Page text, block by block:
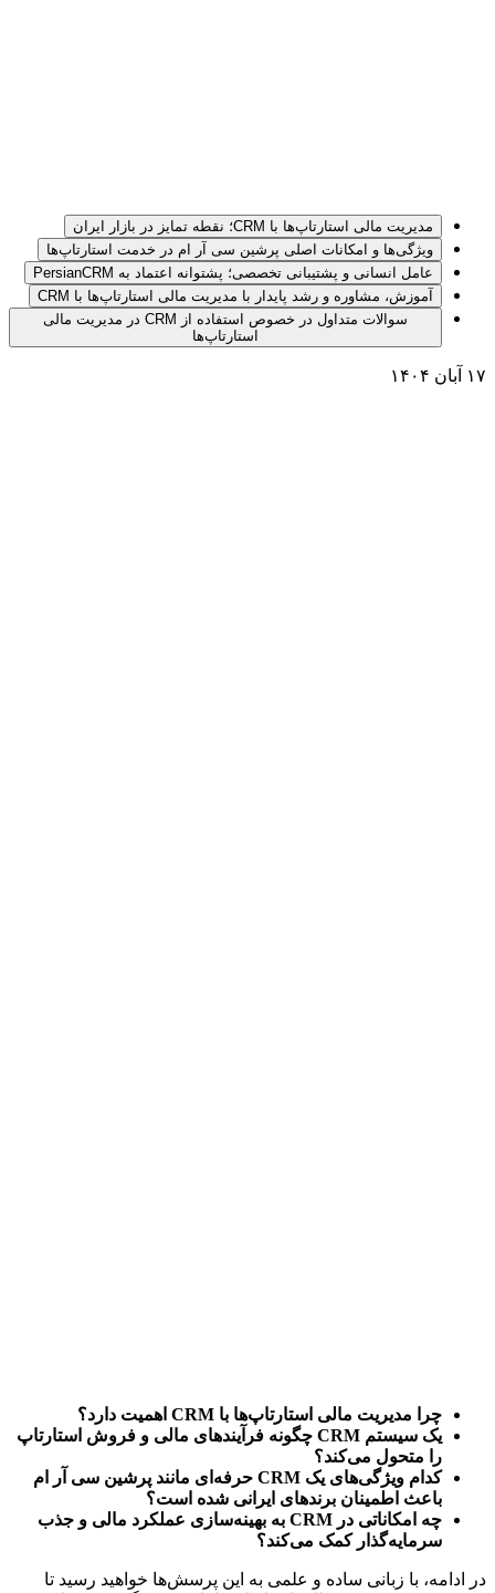
مدیریت مالی استارتاپ‌ها با CRM؛ نقطه تمایز در بازار ایران
ویژگی‌ها و امکانات اصلی پرشین سی آر ام در خدمت استارتاپ‌ها
عامل انسانی و پشتیبانی تخصصی؛ پشتوانه اعتماد به PersianCRM
آموزش، مشاوره و رشد پایدار با مدیریت مالی استارتاپ‌ها با CRM
سوالات متداول در خصوص استفاده از CRM در مدیریت مالی
استارتاپ‌ها
۱۷ آبان ۱۴۰۴
چرا مدیریت مالی استارتاپ‌ها با CRM اهمیت دارد؟
را متحول می‌کند؟
باعث اطمینان برندهای ایرانی شده است؟
سرمایه‌گذار کمک می‌کند؟